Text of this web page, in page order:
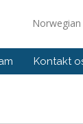
Norwegian
Kontakt